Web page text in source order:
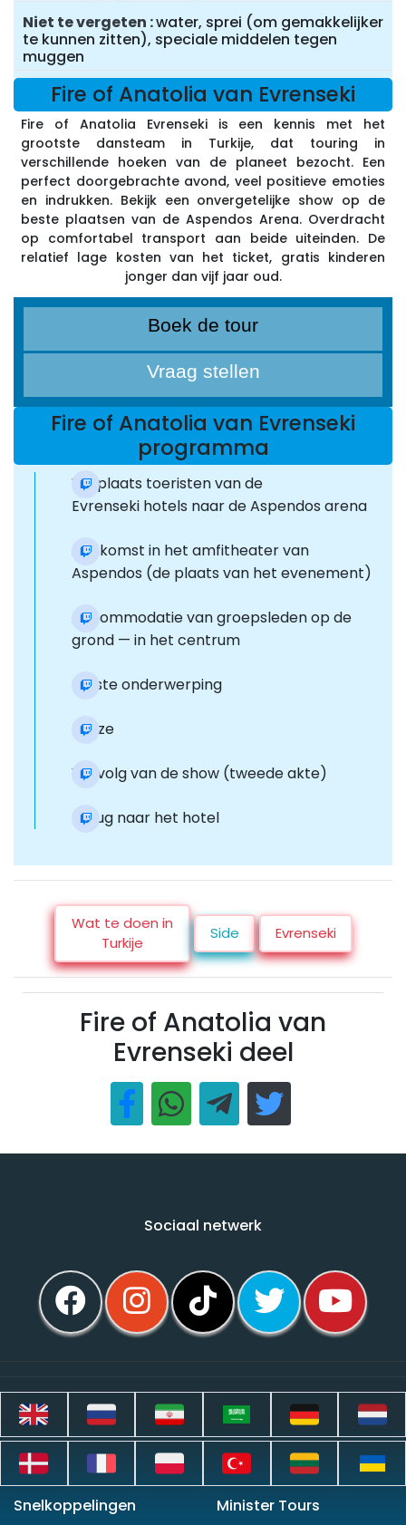
Niet te vergeten water, sprei (om gemakkelijker
te kunnen zitten), speciale middelen tegen
muggen
Fire of Anatolia van Evrenseki
Fire of Anatolia Evrenseki is een kennis met het
grootste dansteam in Turkije, dat touring in
verschillende hoeken van de planeet bezocht. Een
perfect doorgebrachte avond, veel positieve emoties
en indrukken. Bekijk een onvergetelijke show op de
beste plaatsen van de Aspendos Arena. Overdracht
op comfortabel transport aan beide uiteinden. De
relatief lage kosten van het ticket, gratis kinderen
jonger dan vijf jaar oud.
Boek de tour
Vraag stellen
Fire of Anatolia van Evrenseki
programma
Verplaats toeristen van de
Evrenseki hotels naar de Aspendos arena
Aankomst in het amfitheater van
Aspendos (de plaats van het evenement)
Accommodatie van groepsleden op de
grond — in het centrum
Eerste onderwerping
Pauze
Vervolg van de show (tweede akte)
Terug naar het hotel
Wat te doen in
Turkije
Side Evrenseki
Fire of Anatolia van
Evrenseki deel
Sociaal netwerk
Snelkoppelingen Minister Tours